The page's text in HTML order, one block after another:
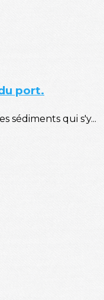
port.
sédiments qui s'y...